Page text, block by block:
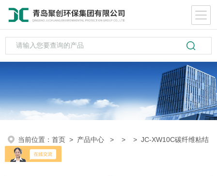
当前位置：首页 > 产品中心
> > > JC-XW10C碳纤维粘结
强度检测仪